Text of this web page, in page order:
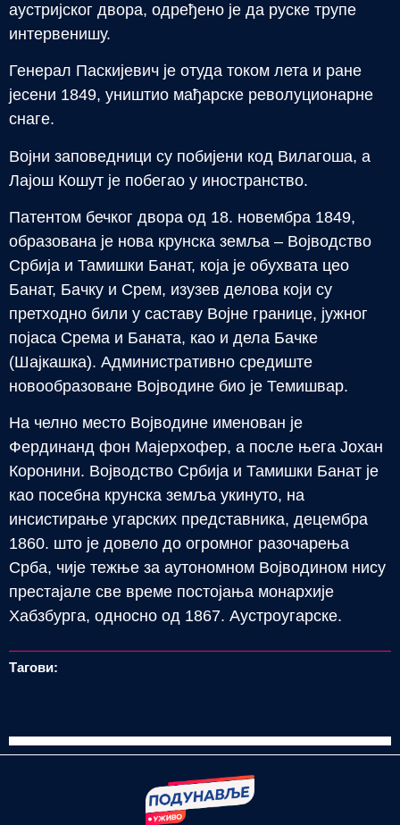
аустријског двора, одређено је да руске трупе
интервенишу.
Генерал Паскијевич је отуда током лета и ране
јесени 1849, уништио мађарске револуционарне
снаге.
Војни заповедници су побијени код Вилагоша, а
Лајош Кошут је побегао у иностранство.
Патентом бечког двора од 18. новембра 1849,
образована је нова крунска земља – Војводство
Србија и Тамишки Банат, која је обухвата цео
Банат, Бачку и Срем, изузев делова који су
претходно били у саставу Војне границе, јужног
појаса Срема и Баната, као и дела Бачке
(Шајкашка). Административно средиште
новообразоване Војводине био је Темишвар.
На челно место Војводине именован је
Фердинанд фон Мајерхофер, а после њега Јохан
Коронини. Војводство Србија и Тамишки Банат је
као посебна крунска земља укинуто, на
инсистирање угарских представника, децембра
1860. што је довело до огромног разочарења
Срба, чије тежње за аутономном Војводином нису
престајале све време постојања монархије
Хабзбурга, односно од 1867. Аустроугарске.
Тагови: